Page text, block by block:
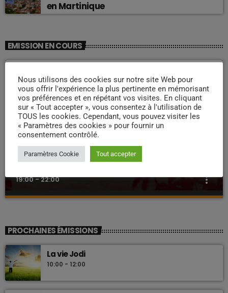
en Martinique
EMISSION EN COURS
ZOUK NOSTALGIE
Nostalgie retro
19:00 - 22:00 more_vert
Les plus beaux Zouk des années 80
PROCHAINES ÉMISSIONS
La vie Jodi
10:00 - 12:00
Nous utilisons des cookies sur notre site Web pour
vous offrir l'expérience la plus pertinente en mémorisant
vos préférences et en répétant vos visites. En cliquant
sur « Tout accepter », vous consentez à l'utilisation de
TOUS les cookies. Cependant, vous pouvez visiter les
« Paramètres des cookies » pour fournir un
consentement contrôlé.
Paramètres Cookie Tout accepter